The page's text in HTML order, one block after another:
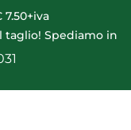
taglio! Spediamo in